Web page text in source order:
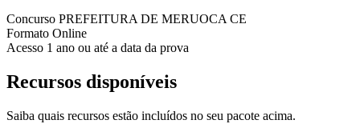
Concurso PREFEITURA DE MERUOCA CE
Formato Online
Acesso 1 ano ou até a data da prova
Recursos disponíveis
Saiba quais recursos estão incluídos no seu pacote acima.